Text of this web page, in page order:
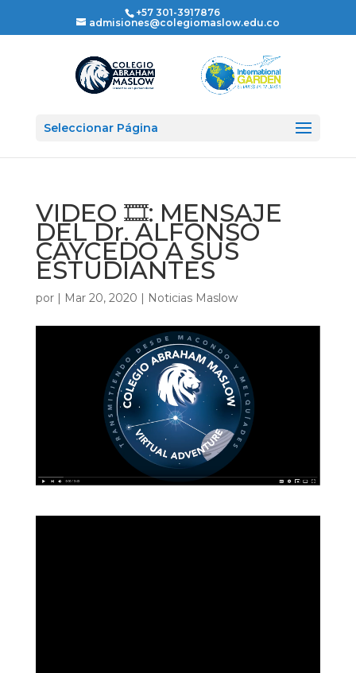
+57 301-3917876
admisiones@colegiomaslow.edu.co
Seleccionar Página
VIDEO 🎞: MENSAJE
DEL Dr. ALFONSO
CAYCEDO A SUS
ESTUDIANTES
por | Mar 20, 2020 | Noticias Maslow